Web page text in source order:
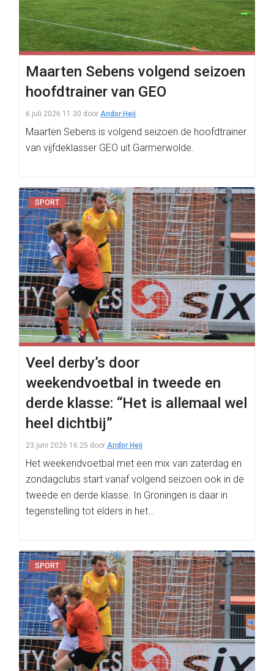
Maarten Sebens volgend seizoen
hoofdtrainer van GEO
6 juli 2026 11:30 door Andor Heij
Maarten Sebens is volgend seizoen de hoofdtrainer
van vijfdeklasser GEO uit Garmerwolde.
SPORT
Veel derby’s door
weekendvoetbal in tweede en
derde klasse: “Het is allemaal wel
heel dichtbij”
23 juni 2026 16:25 door Andor Heij
Het weekendvoetbal met een mix van zaterdag en
zondagclubs start vanaf volgend seizoen ook in de
tweede en derde klasse. In Groningen is daar in
tegenstelling tot elders in het…
SPORT